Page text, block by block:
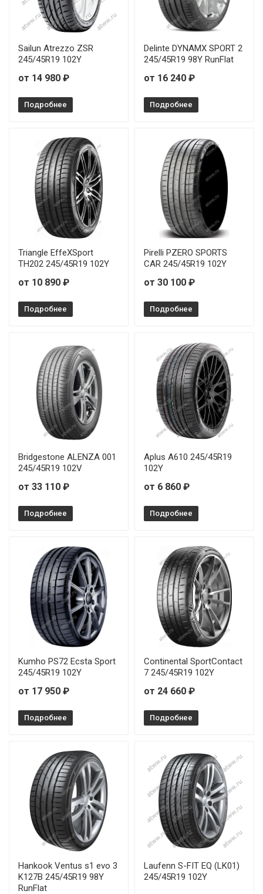
Sailun Atrezzo ZSR
245/45R19 102Y
от 14 980 ₽
Подробнее
Delinte DYNAMX SPORT 2
245/45R19 98Y RunFlat
от 16 240 ₽
Подробнее
Triangle EffeXSport
TH202 245/45R19 102Y
от 10 890 ₽
Подробнее
Pirelli PZERO SPORTS
CAR 245/45R19 102Y
от 30 100 ₽
Подробнее
Bridgestone ALENZA 001
245/45R19 102V
от 33 110 ₽
Подробнее
Aplus A610 245/45R19
102Y
от 6 860 ₽
Подробнее
Kumho PS72 Ecsta Sport
245/45R19 102Y
от 17 950 ₽
Подробнее
Continental SportContact
7 245/45R19 102Y
от 24 660 ₽
Подробнее
Hankook Ventus s1 evo 3
K127B 245/45R19 98Y
RunFlat
Laufenn S-FIT EQ (LK01)
245/45R19 102Y